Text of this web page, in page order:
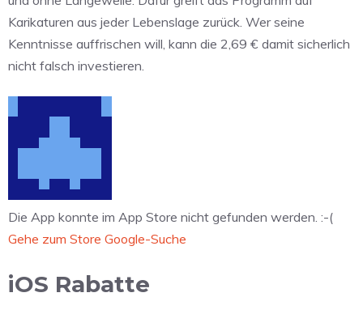
Karikaturen aus jeder Lebenslage zurück. Wer seine
Kenntnisse auffrischen will, kann die 2,69 € damit sicherlich
nicht falsch investieren.
Die App konnte im App Store nicht gefunden werden. :-(
Gehe zum Store Google-Suche
iOS Rabatte